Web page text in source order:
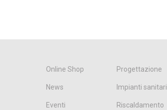
Online Shop Progettazione
News Impianti sanitari
Eventi Riscaldamento